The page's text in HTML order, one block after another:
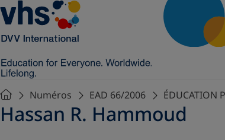
Numéros EAD 66/2006 ÉDUCATION
Hassan R. Hammoud